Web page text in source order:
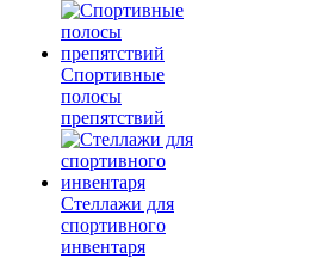
Спортивные
полосы
препятствий
Стеллажи для
спортивного
инвентаря